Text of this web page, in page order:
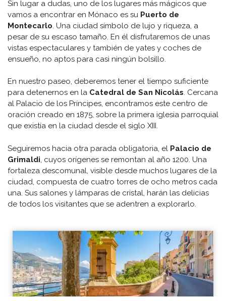
Sin lugar a dudas, uno de los lugares más mágicos que
vamos a encontrar en Mónaco es su Puerto de
Montecarlo. Una ciudad símbolo de lujo y riqueza, a
pesar de su escaso tamaño. En él disfrutaremos de unas
vistas espectaculares y también de yates y coches de
ensueño, no aptos para casi ningún bolsillo.
En nuestro paseo, deberemos tener el tiempo suficiente
para detenernos en la Catedral de San Nicolás. Cercana
al Palacio de los Príncipes, encontramos este centro de
oración creado en 1875, sobre la primera iglesia parroquial
que existía en la ciudad desde el siglo XIII.
Seguiremos hacia otra parada obligatoria, el Palacio de
Grimaldi, cuyos orígenes se remontan al año 1200. Una
fortaleza descomunal, visible desde muchos lugares de la
ciudad, compuesta de cuatro torres de ocho metros cada
una. Sus salones y lámparas de cristal, harán las delicias
de todos los visitantes que se adentren a explorarlo.